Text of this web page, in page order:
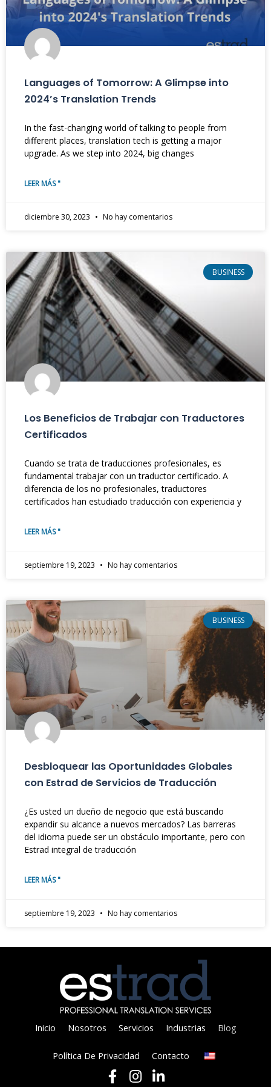
Languages of Tomorrow: A Glimpse into
2024’s Translation Trends
In the fast-changing world of talking to people from
different places, translation tech is getting a major
upgrade. As we step into 2024, big changes
LEER MÁS "
diciembre 30, 2023 No hay comentarios
BUSINESS
Los Beneficios de Trabajar con Traductores
Certificados
Cuando se trata de traducciones profesionales, es
fundamental trabajar con un traductor certificado. A
diferencia de los no profesionales, traductores
certificados han estudiado traducción con experiencia y
LEER MÁS "
septiembre 19, 2023 No hay comentarios
BUSINESS
Desbloquear las Oportunidades Globales
con Estrad de Servicios de Traducción
¿Es usted un dueño de negocio que está buscando
expandir su alcance a nuevos mercados? Las barreras
del idioma puede ser un obstáculo importante, pero con
Estrad integral de traducción
LEER MÁS "
septiembre 19, 2023 No hay comentarios
Inicio Nosotros Servicios Industrias Blog
Política De Privacidad Contacto
F I L